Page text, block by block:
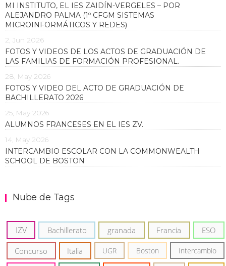
MI INSTITUTO, EL IES ZAIDÍN-VERGELES – POR
ALEJANDRO PALMA (1º CFGM SISTEMAS
MICROINFORMÁTICOS Y REDES)
2, Jun 2026
FOTOS Y VIDEOS DE LOS ACTOS DE GRADUACIÓN DE
LAS FAMILIAS DE FORMACIÓN PROFESIONAL.
28, May 2026
FOTOS Y VIDEO DEL ACTO DE GRADUACIÓN DE
BACHILLERATO 2026
25, May 2026
ALUMNOS FRANCESES EN EL IES ZV.
14, May 2026
INTERCAMBIO ESCOLAR CON LA COMMONWEALTH
SCHOOL DE BOSTON
Nube de Tags
IZV Bachillerato granada Francia ESO
Concurso Italia UGR Boston Intercambio